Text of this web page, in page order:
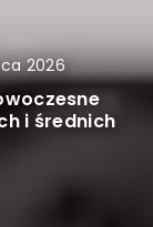
2026
Polski do
uwagę?